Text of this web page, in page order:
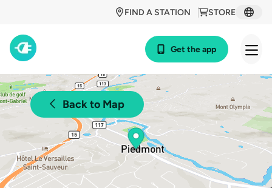
STORE
FIND A STATION
Get the app
Back to Map